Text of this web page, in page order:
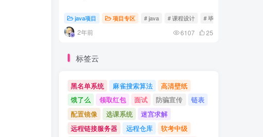
java项目 项目专区 # java # 课程设计 # 毕业设计
2年前 6107 25
标签云
黑名单系统 麻雀搜索算法
高清壁纸
饿了么
领取红包 面试 防骗宣传
链表
配置镜像
选课系统
迷宫求解
远程链接服务器
远程仓库
软考中级